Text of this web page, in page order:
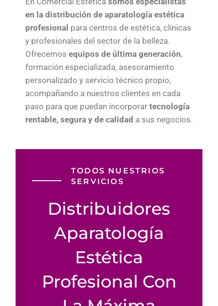
en la distribución de aparatología estética
profesional para centros de estética, clínicas
y profesionales del sector de la belleza.
Ofrecemos equipos de última generación,
formación especializada, asesoramiento
personalizado y servicio técnico propio,
acompañando a nuestros clientes en cada
paso para que puedan incorporar tecnología
rentable, segura y de calidad a sus negocios.
TODOS NUESTRIOS
SERVICIOS
Distribuidores
Aparatología
Estética
Profesional Con